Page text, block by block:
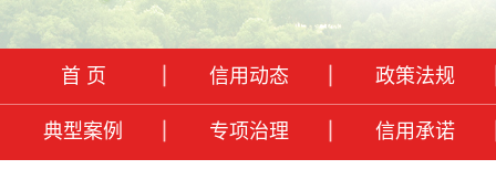
首 页 信用动态 政策法规
典型案例 专项治理 信用承诺